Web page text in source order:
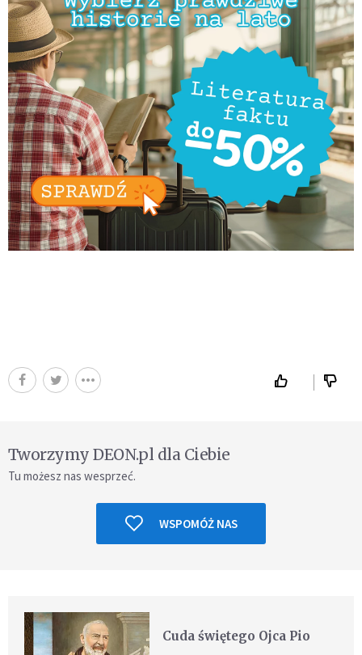
Tworzymy DEON.pl dla Ciebie
Tu możesz nas wesprzeć.
WSPOMÓŻ NAS
Cuda świętego Ojca Pio